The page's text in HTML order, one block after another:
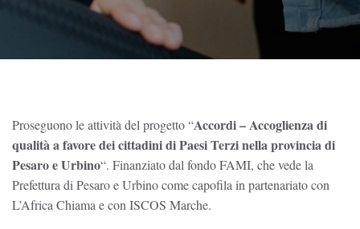
Proseguono le attività del progetto “Accordi – Accoglienza di
qualità a favore dei cittadini di Paesi Terzi nella provincia di
Pesaro e Urbino“. Finanziato dal fondo FAMI, che vede la
Prefettura di Pesaro e Urbino come capofila in partenariato con
L’Africa Chiama e con ISCOS Marche.